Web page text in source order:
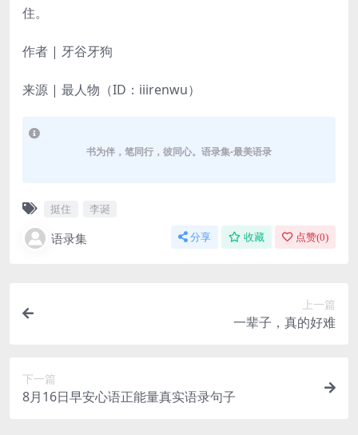
住。
作者 | 牙谷牙狗
来源 | 最人物（ID：iiirenwu）
书为伴，笔同行，彼同心。语录集-最美语录
挺住 李诞
语录集 分享 收藏 点赞(0)
上一篇
一辈子，真的好难
下一篇
8月16日早安心语正能量真实语录句子